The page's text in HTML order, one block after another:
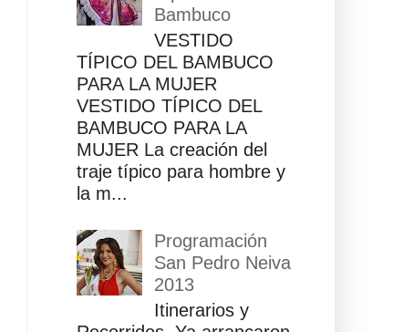
Bambuco
VESTIDO
TÍPICO DEL BAMBUCO
PARA LA MUJER
VESTIDO TÍPICO DEL
BAMBUCO PARA LA
MUJER La creación del
traje típico para hombre y
la m...
Programación
San Pedro Neiva
2013
Itinerarios y